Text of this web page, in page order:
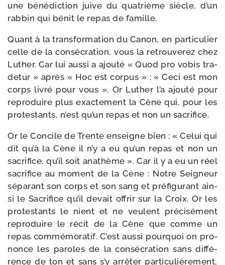
une béné­dic­tion juive du qua­trième siècle, d’un
rab­bin qui bénit le repas de famille.
Quant à la trans­for­ma­tion du Canon, en par­ti­cu­lier
celle de la consé­cra­tion, vous la retrou­ve­rez chez
Luther. Car lui aus­si a ajou­té « Quod pro vobis tra­
de­tur » après « Hoc est cor­pus » : « Ceci est mon
corps livré pour vous ». Or Luther l’a ajou­té pour
repro­duire plus exac­te­ment la Cène qui, pour les
pro­tes­tants, n’est qu’un repas et non un sacrifice.
Or le Concile de Trente enseigne bien : « Celui qui
dit qu’à la Cène il n’y a eu qu’un repas et non un
sacri­fice, qu’il soit ana­thème ». Car il y a eu un réel
sacri­fice au moment de la Cène : Notre Seigneur
sépa­rant son corps et son sang et pré­fi­gu­rant ain­
si le Sacrifice qu’il devait offrir sur la Croix. Or les
pro­tes­tants le nient et ne veulent pré­ci­sé­ment
repro­duire le récit de la Cène que comme un
repas com­mé­mo­ra­tif. C’est aus­si pour­quoi on pro­
nonce les paroles de la consé­cra­tion sans dif­fé­
rence de ton et sans s’y arrê­ter par­ti­cu­liè­re­ment,